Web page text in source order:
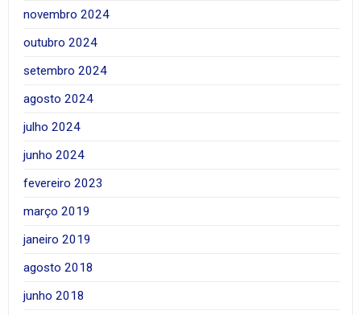
novembro 2024
outubro 2024
setembro 2024
agosto 2024
julho 2024
junho 2024
fevereiro 2023
março 2019
janeiro 2019
agosto 2018
junho 2018